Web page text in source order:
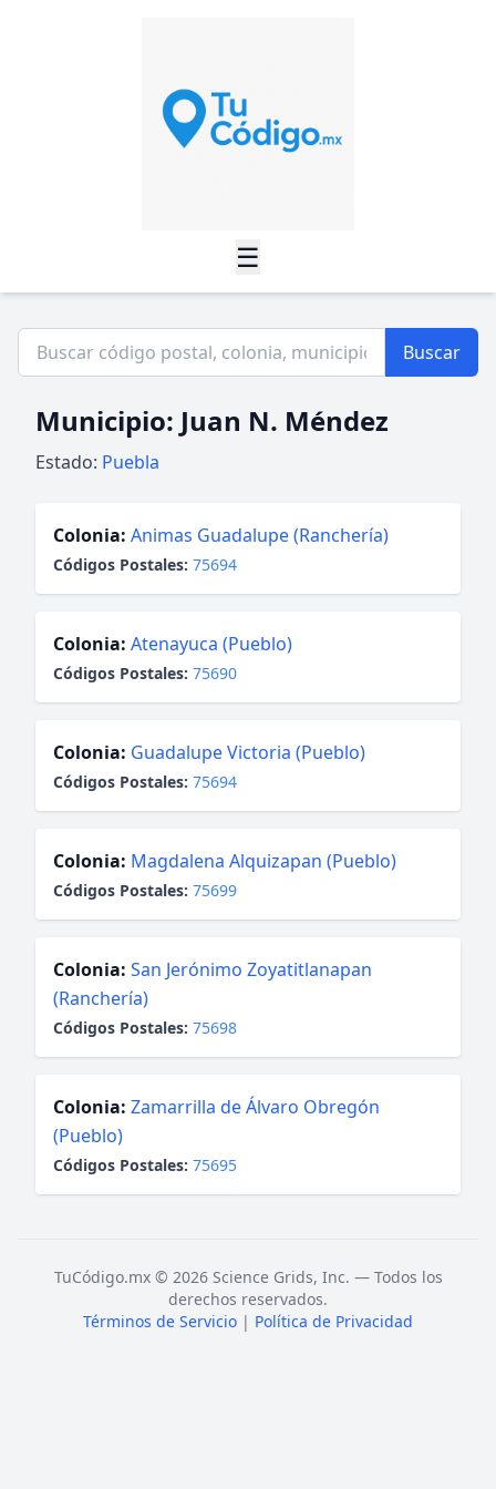
☰
Buscar
Municipio: Juan N. Méndez
Estado: Puebla
Colonia: Animas Guadalupe (Ranchería)
Códigos Postales: 75694
Colonia: Atenayuca (Pueblo)
Códigos Postales: 75690
Colonia: Guadalupe Victoria (Pueblo)
Códigos Postales: 75694
Colonia: Magdalena Alquizapan (Pueblo)
Códigos Postales: 75699
Colonia: San Jerónimo Zoyatitlanapan
(Ranchería)
Códigos Postales: 75698
Colonia: Zamarrilla de Álvaro Obregón
(Pueblo)
Códigos Postales: 75695
TuCódigo.mx © 2026 Science Grids, Inc. — Todos los
derechos reservados.
Términos de Servicio | Política de Privacidad